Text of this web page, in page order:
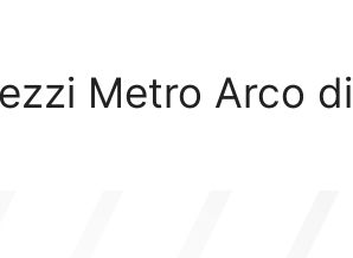
Metro Arco di